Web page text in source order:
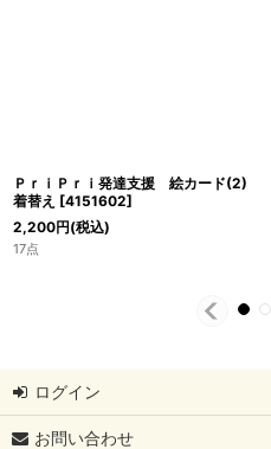
ＰｒｉＰｒｉ発達支援 絵カード(2)
着替え [4151602]
2,200円(税込)
17点
ログイン
お問い合わせ